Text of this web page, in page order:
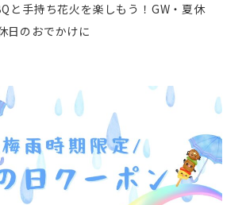
と手持ち花火を楽しもう！GW・夏休
日のおでかけに